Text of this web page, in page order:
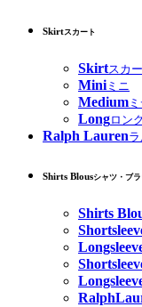
Skirtスカート
Skirtスカ
Miniミニ
Medium
Longロン
Ralph Lauren
Shirts Blousシャツ・ブラ
Shirts